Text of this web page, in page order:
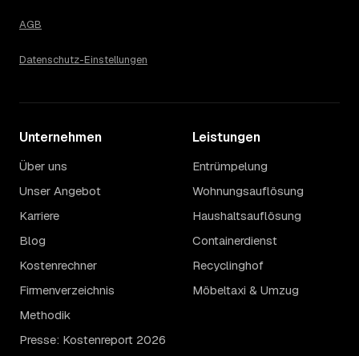
AGB
Datenschutz-Einstellungen
Unternehmen
Über uns
Unser Angebot
Karriere
Blog
Kostenrechner
Firmenverzeichnis
Methodik
Presse: Kostenreport 2026
Leistungen
Entrümpelung
Wohnungsauflösung
Haushaltsauflösung
Containerdienst
Recyclinghof
Möbeltaxi & Umzug